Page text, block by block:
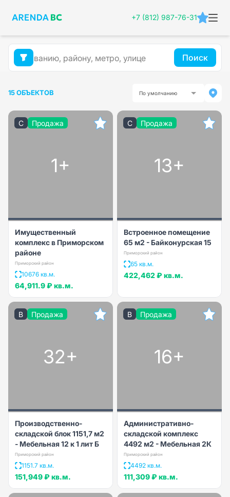
+7 (812) 987-76-31
Поиск
15 ОБЪЕКТОВ По умолчанию
C Продажа
1+
Имущественный
комплекс в Приморском
районе
Приморский район
10676 кв.м.
64,911.9 ₽ кв.м.
C Продажа
13+
Встроенное помещение
65 м2 - Байконурская 15
Приморский район
65 кв.м.
422,462 ₽ кв.м.
B Продажа
32+
Производственно-
складской блок 1151,7 м2
- Мебельная 12 к 1 лит Б
Приморский район
1151.7 кв.м.
151,949 ₽ кв.м.
B Продажа
16+
Административно-
складской комплекс
4492 м2 - Мебельная 2К
Приморский район
4492 кв.м.
111,309 ₽ кв.м.